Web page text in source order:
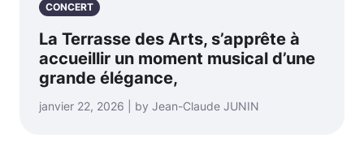
CONCERT
La Terrasse des Arts, s’apprête à
accueillir un moment musical d’une
grande élégance,
janvier 22, 2026 | by Jean-Claude JUNIN